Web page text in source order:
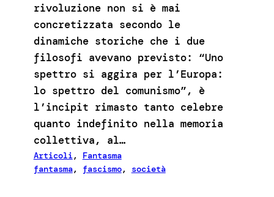
rivoluzione non si è mai
concretizzata secondo le
dinamiche storiche che i due
filosofi avevano previsto: “Uno
spettro si aggira per l’Europa:
lo spettro del comunismo”, è
l’incipit rimasto tanto celebre
quanto indefinito nella memoria
collettiva, al…
Articoli, Fantasma
fantasma, fascismo, società